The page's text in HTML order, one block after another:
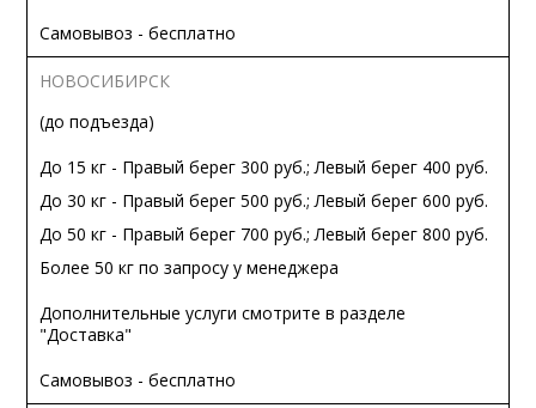
Самовывоз - бесплатно
НОВОСИБИРСК
(до подъезда)
До 15 кг - Правый берег 300 руб.; Левый берег 400 руб.
До 30 кг - Правый берег 500 руб.; Левый берег 600 руб.
До 50 кг - Правый берег 700 руб.; Левый берег 800 руб.
Более 50 кг по запросу у менеджера
Дополнительные услуги смотрите в разделе
"Доставка"
Самовывоз - бесплатно